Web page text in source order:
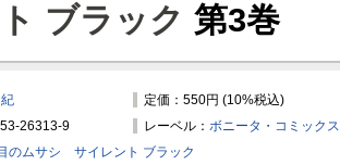
ブラック 第3巻
定価：550円 (10%税込)
26313-9
レーベル： ボニータ・コミックス
のムサシ サイレント ブラック